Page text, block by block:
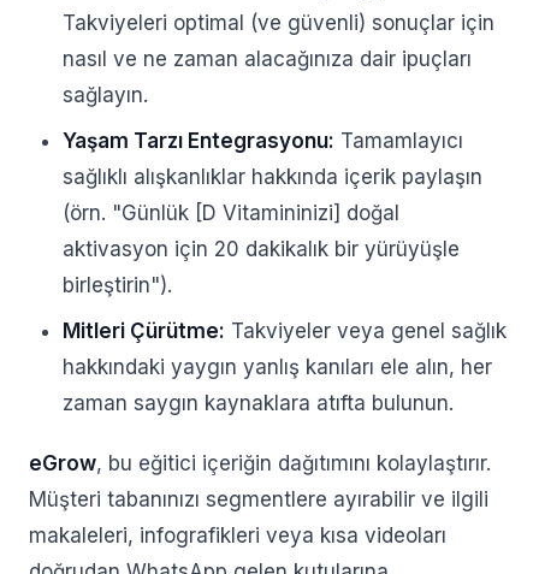
Takviyeleri optimal (ve güvenli) sonuçlar için
nasıl ve ne zaman alacağınıza dair ipuçları
sağlayın.
Yaşam Tarzı Entegrasyonu: Tamamlayıcı
sağlıklı alışkanlıklar hakkında içerik paylaşın
(örn. "Günlük [D Vitamininizi] doğal
aktivasyon için 20 dakikalık bir yürüyüşle
birleştirin").
Mitleri Çürütme: Takviyeler veya genel sağlık
hakkındaki yaygın yanlış kanıları ele alın, her
zaman saygın kaynaklara atıfta bulunun.
eGrow, bu eğitici içeriğin dağıtımını kolaylaştırır.
Müşteri tabanınızı segmentlere ayırabilir ve ilgili
makaleleri, infografikleri veya kısa videoları